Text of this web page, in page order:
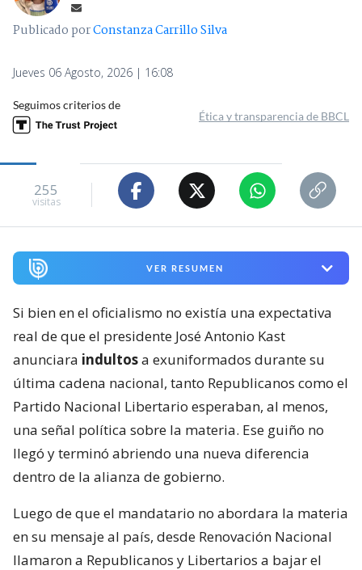
Publicado porConstanza Carrillo Silva
Jueves 06 Agosto, 2026 | 16:08
Seguimos criterios de
Ética y transparencia de BBCL
255
visitas
VER RESUMEN
Si bien en el oficialismo no existía una expectativa
real de que el presidente José Antonio Kast
anunciara indultosa exuniformados durante su
última cadena nacional, tanto Republicanos como el
Partido Nacional Libertario esperaban, al menos,
una señal política sobre la materia. Ese guiño no
llegó y terminó abriendo una nueva diferencia
dentro de la alianza de gobierno.
Luego de que el mandatario no abordara la materia
en su mensaje al país, desde Renovación Nacional
llamaron a Republicanos y Libertarios a bajar el